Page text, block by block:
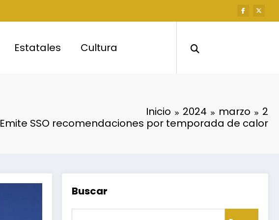
Estatales Cultura
Inicio 2024 marzo
2
Emite SSO recomendaciones por temporada de calor
Buscar